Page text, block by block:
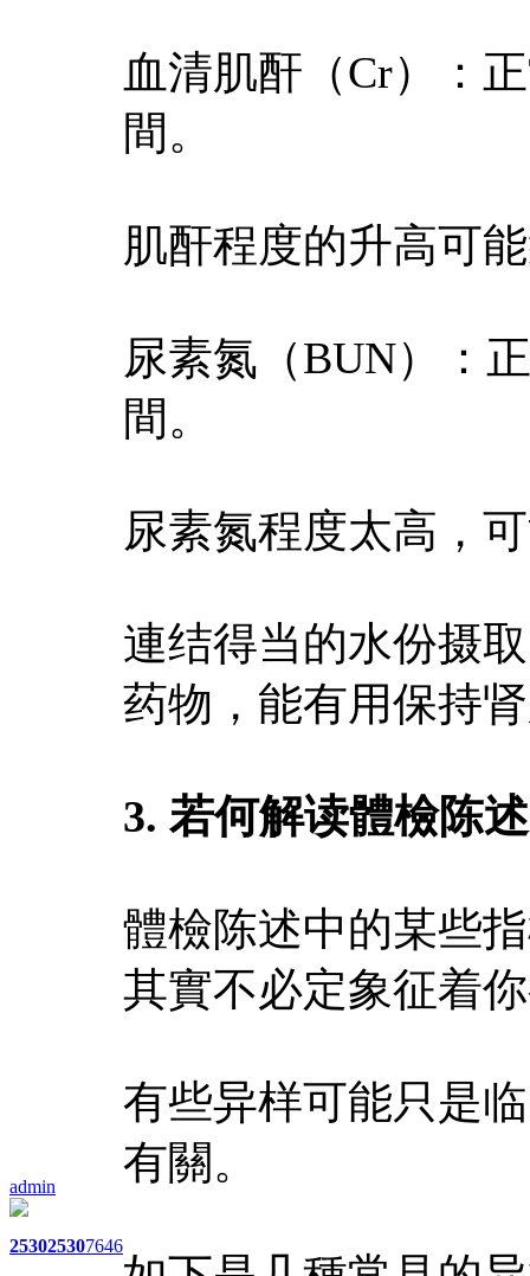
admin
253025307646
血清肌酐（Cr）：
間。
肌酐程度的升高可
尿素氮（BUN）：
間。
尿素氮程度太高，
連结得当的水份摄
药物，能有用保持
3. 若何解读體檢陈
體檢陈述中的某些
其實不必定象征着
有些异样可能只是
有關。